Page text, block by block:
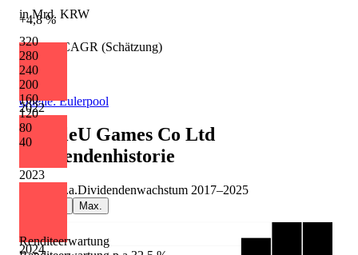
2022
2023
2024
in Mrd. KRW
320
280
240
200
160
120
80
40
Renditeerwartung
+4,8 %
Umsatz-CAGR (Schätzung)
+9,6 %
Quelle: Eulerpool
DoubleU Games Co Ltd
Dividendenhistorie
p.a.Dividendenwachstum 2017–2025
Max.